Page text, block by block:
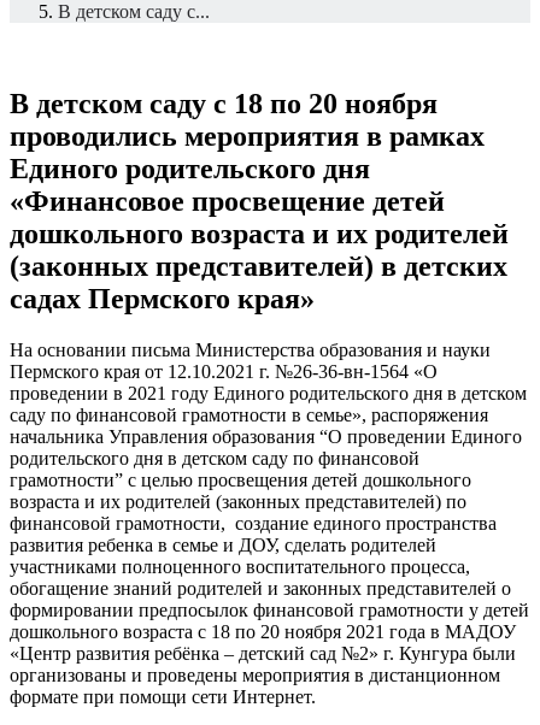
В детском саду с...
В детском саду с 18 по 20 ноября
проводились мероприятия в рамках
Единого родительского дня
«Финансовое просвещение детей
дошкольного возраста и их родителей
(законных представителей) в детских
садах Пермского края»
На основании письма Министерства образования и науки
Пермского края от 12.10.2021 г. №26-36-вн-1564 «О
проведении в 2021 году Единого родительского дня в детском
саду по финансовой грамотности в семье», распоряжения
начальника Управления образования “О проведении Единого
родительского дня в детском саду по финансовой
грамотности” с целью просвещения детей дошкольного
возраста и их родителей (законных представителей) по
финансовой грамотности, создание единого пространства
развития ребенка в семье и ДОУ, сделать родителей
участниками полноценного воспитательного процесса,
обогащение знаний родителей и законных представителей о
формировании предпосылок финансовой грамотности у детей
дошкольного возраста с 18 по 20 ноября 2021 года в МАДОУ
«Центр развития ребёнка – детский сад №2» г. Кунгура были
организованы и проведены мероприятия в дистанционном
формате при помощи сети Интернет.